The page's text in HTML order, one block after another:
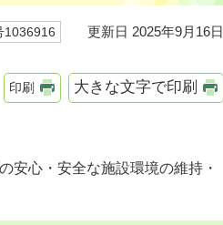
1036916 更新日 2025年9月16日
印刷 大きな文字で印刷
安心・安全な施設環境の維持・